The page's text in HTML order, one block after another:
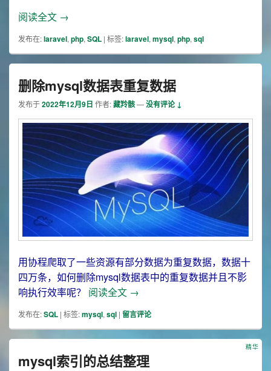
阅读全文 laravel下新增数据，偶尔会有重复数据
→
发布在:laravel, php, SQL | 标签:laravel, mysql, php, sql
删除mysql数据表重复数据
发布于2022年12月9日 作者:藏羚骸—没有评论 ↓
用协程爬取了一些资源有部分数据为重复数据，数据十
四万条，如何删除mysql数据表中的重复数据并且不影
响执行效率呢？ 阅读全文 删除mysql数据表重复数据
→
发布在:SQL | 标签:mysql, sql | 留言评论
mysql索引的总结整理
精华